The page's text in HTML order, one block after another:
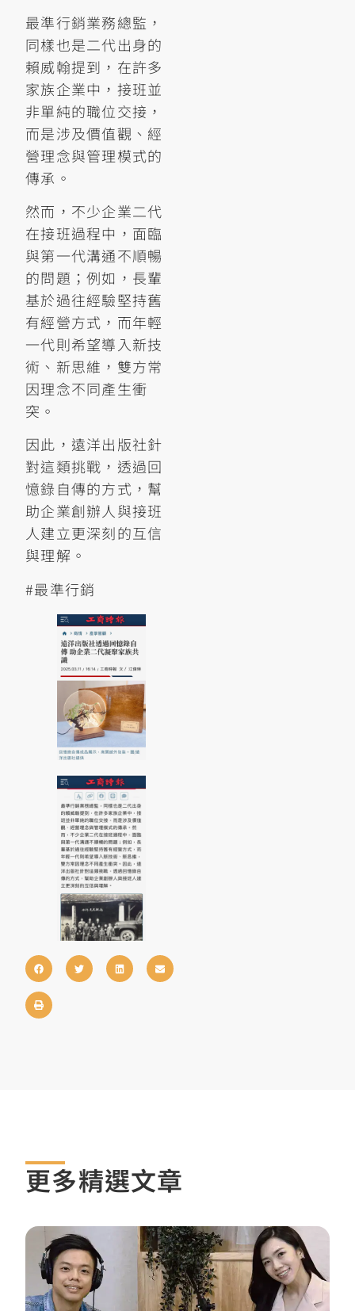
最準行銷業務總監，
同樣也是二代出身的
賴威翰提到，在許多
家族企業中，接班並
非單純的職位交接，
而是涉及價值觀、經
營理念與管理模式的
傳承。
然而，不少企業二代
在接班過程中，面臨
與第一代溝通不順暢
的問題；例如，長輩
基於過往經驗堅持舊
有經營方式，而年輕
一代則希望導入新技
術、新思維，雙方常
因理念不同產生衝
突。
因此，遠洋出版社針
對這類挑戰，透過回
憶錄自傳的方式，幫
助企業創辦人與接班
人建立更深刻的互信
與理解。
#最準行銷
更多精選文章